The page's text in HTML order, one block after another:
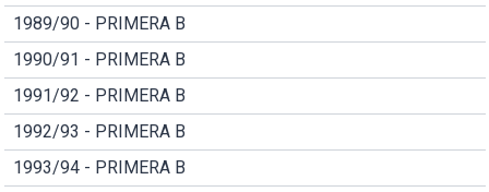
1989/90 - PRIMERA B
1990/91 - PRIMERA B
1991/92 - PRIMERA B
1992/93 - PRIMERA B
1993/94 - PRIMERA B